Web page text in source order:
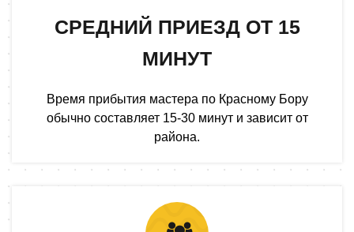
СРЕДНИЙ ПРИЕЗД ОТ 15
МИНУТ
Время прибытия мастера по Красному Бору
обычно составляет 15-30 минут и зависит от
района.